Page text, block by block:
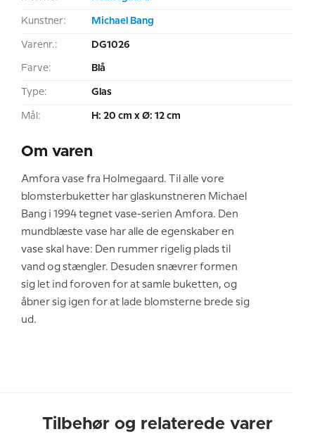
Kunstner: Michael Bang
Varenr.: DG1026
Farve: Blå
Type: Glas
Mål: H: 20 cm x Ø: 12 cm
Om varen
Amfora vase fra Holmegaard. Til alle vore
blomsterbuketter har glaskunstneren Michael
Bang i 1994 tegnet vase-serien Amfora. Den
mundblæste vase har alle de egenskaber en
vase skal have: Den rummer rigelig plads til
vand og stængler. Desuden snævrer formen
sig let ind foroven for at samle buketten, og
åbner sig igen for at lade blomsterne brede sig
ud.
Tilbehør og relaterede varer